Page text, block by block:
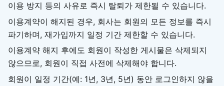
이용 방지 등의 사유로 즉시 탈퇴가 제한될 수 있습니다.
이용계약이 해지된 경우, 회사는 회원의 모든 정보를 즉시
파기하며, 재가입까지 일정 기간 제한할 수 있습니다.
이용계약 해지 후에도 회원이 작성한 게시물은 삭제되지
않으므로, 회원이 직접 사전에 삭제해야 합니다.
회원이 일정 기간(예: 1년, 3년, 5년) 동안 로그인하지 않을